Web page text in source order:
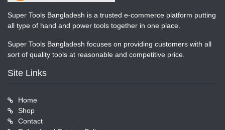
Super Tools Bangladesh is a trusted e-commerce platform putting
all type of hand and power tools together in one place.
Super Tools Bangladesh focuses on providing customers with all
sort of quality tools at reasonable and competitive price.
Site Links
Home
Shop
Contact